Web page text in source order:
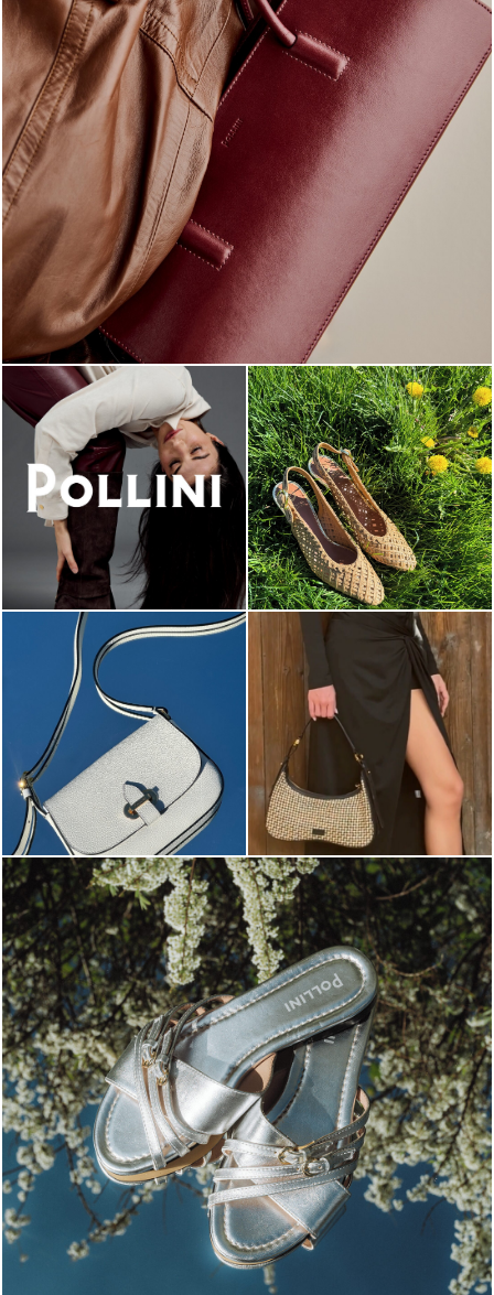
Classy, sassy, trendy - the new Pollini Lady Bag is ...
Blending sass and class, the Echos mule in silver is...